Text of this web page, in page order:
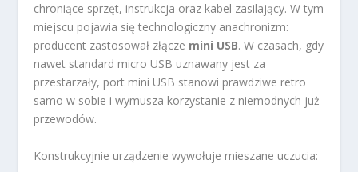
chroniące sprzęt, instrukcja oraz kabel zasilający. W tym
miejscu pojawia się technologiczny anachronizm:
producent zastosował złącze mini USB. W czasach, gdy
nawet standard micro USB uznawany jest za
przestarzały, port mini USB stanowi prawdziwe retro
samo w sobie i wymusza korzystanie z niemodnych już
przewodów.
Konstrukcyjnie urządzenie wywołuje mieszane uczucia: